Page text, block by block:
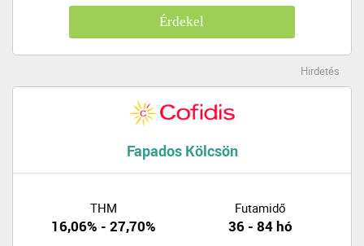
Érdekel
Hirdetés
Fapados Kölcsön
THM
16,06% - 27,70%
Futamidő
36 - 84 hó